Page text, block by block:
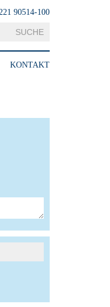
90514-100
KONTAKT